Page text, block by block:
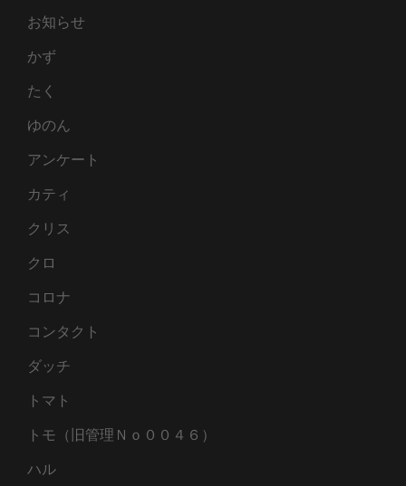
お知らせ
かず
たく
ゆのん
アンケート
カティ
クリス
クロ
コロナ
コンタクト
ダッチ
トマト
トモ（旧管理Ｎｏ００４６）
ハル